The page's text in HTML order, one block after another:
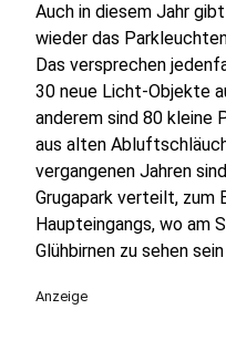
Auch in diesem Jahr
wieder das
Das versprechen
30 neue Licht-Objekte
anderem sind 80 kleine
aus alten
vergangenen Jahren
Grugapark verteilt, zum
Haupteingangs, wo am
Glühbirnen zu sehen
Anzeige